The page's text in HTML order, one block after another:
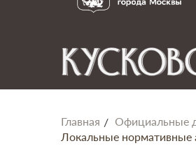
Главная Официальные
Локальные нормативные